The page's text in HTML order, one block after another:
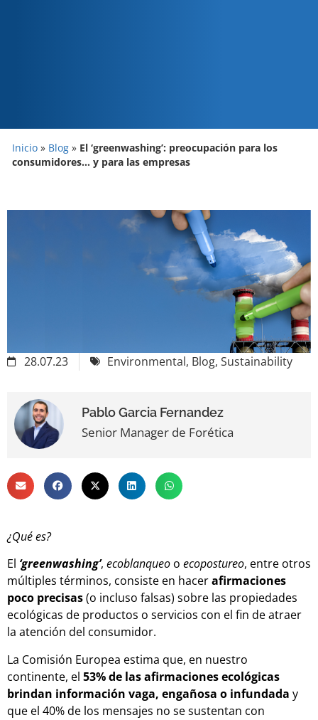
Inicio » Blog » El ‘greenwashing’: preocupación para los
consumidores… y para las empresas
28.07.23 Environmental, Blog, Sustainability
Pablo Garcia Fernandez
Senior Manager de Forética
¿Qué es?
El ‘greenwashing’, ecoblanqueo o ecopostureo, entre otros
múltiples términos, consiste en hacerafirmaciones
poco precisas(o incluso falsas) sobre las propiedades
ecológicas de productos o servicios con el fin de atraer
la atención del consumidor.
La Comisión Europea estima que, en nuestro
continente, el 53% de las afirmaciones ecológicas
brindan información vaga, engañosa o infundada y
que el 40% de los mensajes no se sustentan con